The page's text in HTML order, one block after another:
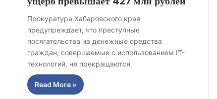
Прокуратура Хабаровского края
предупреждает, что преступные
посягательства на денежные средства
граждан, совершаемые с использованием IT-
технологий, не прекращаются.
Read More »